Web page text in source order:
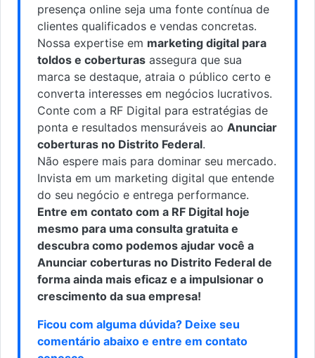
presença online seja uma fonte contínua de
clientes qualificados e vendas concretas.
Nossa expertise em marketing digital para
toldos e coberturas assegura que sua
marca se destaque, atraia o público certo e
converta interesses em negócios lucrativos.
Conte com a RF Digital para estratégias de
ponta e resultados mensuráveis ao Anunciar
coberturas no Distrito Federal.
Não espere mais para dominar seu mercado.
Invista em um marketing digital que entende
do seu negócio e entrega performance.
Entre em contato com a RF Digital hoje
mesmo para uma consulta gratuita e
descubra como podemos ajudar você a
Anunciar coberturas no Distrito Federal de
forma ainda mais eficaz e a impulsionar o
crescimento da sua empresa!
Ficou com alguma dúvida? Deixe seu
comentário abaixo e entre em contato